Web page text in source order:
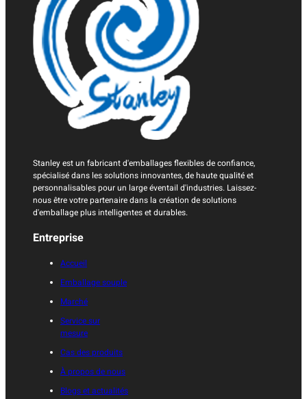
Stanley est un fabricant d'emballages flexibles de confiance,
spécialisé dans les solutions innovantes, de haute qualité et
personnalisables pour un large éventail d'industries. Laissez-
nous être votre partenaire dans la création de solutions
d'emballage plus intelligentes et durables.
Entreprise
Accueil
Emballage souple
Marché
Service sur
mesure
Cas des produits
À propos de nous
Blogs et actualités